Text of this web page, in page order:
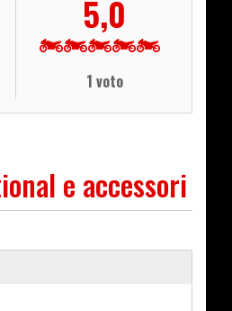
5,0
1 voto
e accessori